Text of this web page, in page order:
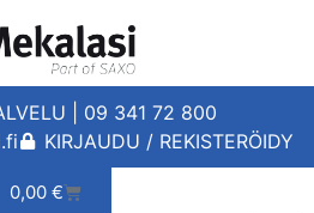
| 09 341 72 800
KIRJAUDU / REKISTERÖIDY
0,00 €